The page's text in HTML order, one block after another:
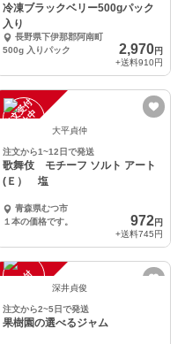
冷凍ブラックベリー500gパック
入り
長野県下伊那郡阿南町
500g 入りパック
2,970円
+送料910円
注
文
受
付
停
止
中 大平貞仲
注文から1~12日で発送
歌舞伎 モチーフ ソルト アート
(Ｅ） 塩
青森県むつ市
１本の価格です。
972円
+送料745円
注
文
受
付
停
止 深井貞俊
注文から2~5日で発送
果樹園の選べるジャム